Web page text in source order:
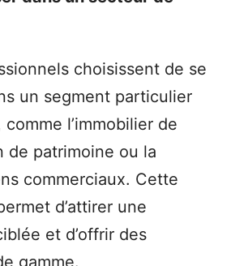
choisissent de se
un segment particulier
comme l’immobilier de
de patrimoine ou la
commerciaux. Cette
d’attirer une
et d’offrir des